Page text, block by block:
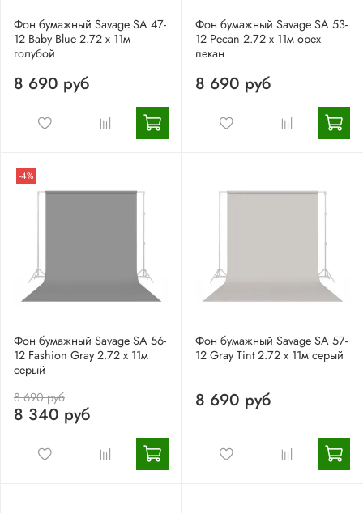
Фон бумажный Savage SA 47-
12 Baby Blue 2.72 x 11м
голубой
8 690 руб
Фон бумажный Savage SA 53-
12 Pecan 2.72 x 11м орех
пекан
8 690 руб
-4%
Фон бумажный Savage SA 56-
12 Fashion Gray 2.72 x 11м
серый
8 690 руб
8 340 руб
Фон бумажный Savage SA 57-
12 Gray Tint 2.72 x 11м серый
8 690 руб